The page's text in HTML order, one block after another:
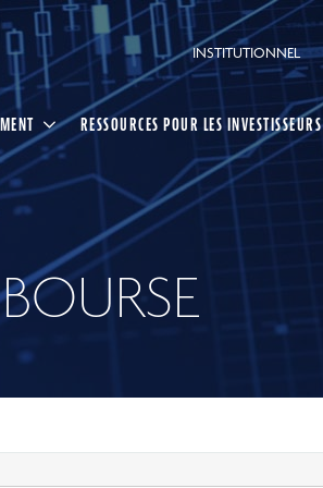
INSTITUTIONNEL
RESSOURCES POUR LES INVESTISSEURS